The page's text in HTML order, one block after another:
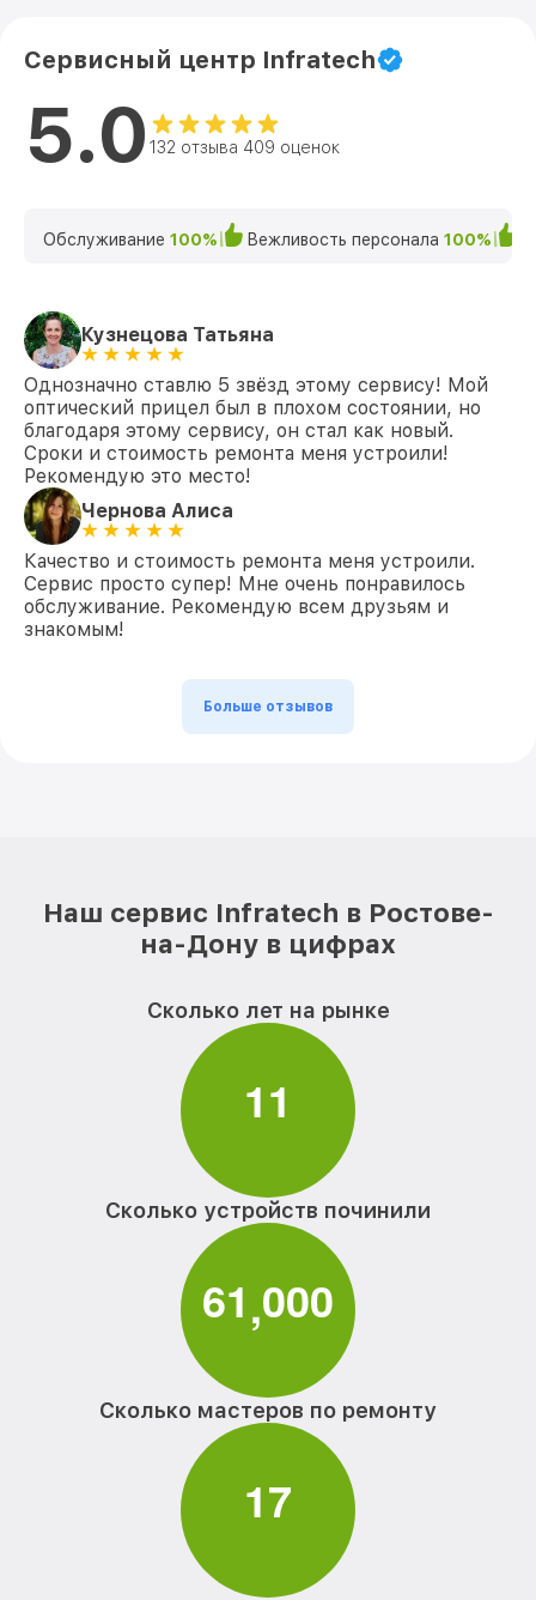
Сервисный центр Infratech
5.0 132 отзыва 409 оценок
Обслуживание 100% Вежливость персонала 100%
Кузнецова Татьяна
Однозначно ставлю 5 звёзд этому сервису! Мой
оптический прицел был в плохом состоянии, но
благодаря этому сервису, он стал как новый.
Сроки и стоимость ремонта меня устроили!
Рекомендую это место!
Чернова Алиса
Качество и стоимость ремонта меня устроили.
Сервис просто супер! Мне очень понравилось
обслуживание. Рекомендую всем друзьям и
знакомым!
Больше отзывов
Наш сервис Infratech в Ростове-
на-Дону в цифрах
Сколько лет на рынке
11
Сколько устройств починили
61,000
Сколько мастеров по ремонту
17